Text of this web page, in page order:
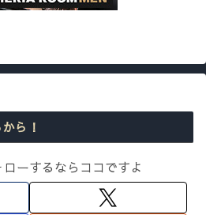
ら！
ーするならココですよ